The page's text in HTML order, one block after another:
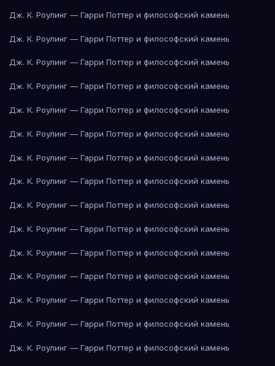
Дж. К. Роулинг — Гарри Поттер и философский камень
Дж. К. Роулинг — Гарри Поттер и философский камень
Дж. К. Роулинг — Гарри Поттер и философский камень
Дж. К. Роулинг — Гарри Поттер и философский камень
Дж. К. Роулинг — Гарри Поттер и философский камень
Дж. К. Роулинг — Гарри Поттер и философский камень
Дж. К. Роулинг — Гарри Поттер и философский камень
Дж. К. Роулинг — Гарри Поттер и философский камень
Дж. К. Роулинг — Гарри Поттер и философский камень
Дж. К. Роулинг — Гарри Поттер и философский камень
Дж. К. Роулинг — Гарри Поттер и философский камень
Дж. К. Роулинг — Гарри Поттер и философский камень
Дж. К. Роулинг — Гарри Поттер и философский камень
Дж. К. Роулинг — Гарри Поттер и философский камень
Дж. К. Роулинг — Гарри Поттер и философский камень